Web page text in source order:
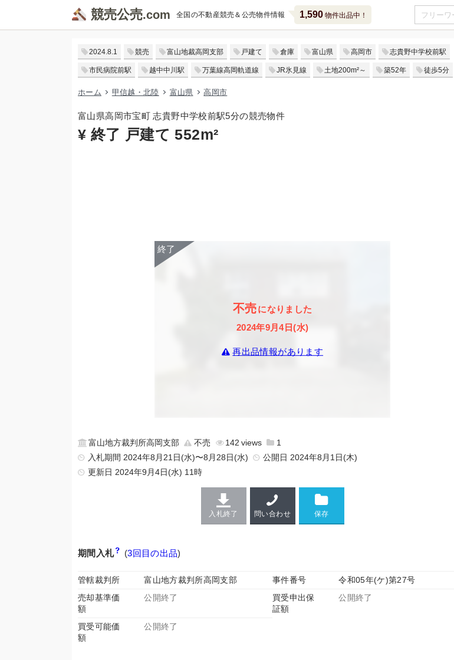
競売公売 全国の不動産競売＆公売物件情報 1,590物件出品中！
2024.8.1 競売 富山地裁高岡支部 戸建て 倉庫 富山県 高岡市 志貴野中学校前駅
市民病院前駅 越中中川駅 万葉線高岡軌道線 JR氷見線 土地200m²～ 築52年 徒歩5分
ホーム 甲信越・北陸 富山県 高岡市
富山県高岡市宝町 志貴野中学校前駅5分の競売物件
¥ 終了 戸建て 552m²
不売になりました
2024年9月4日(水)
再出品情報があります
富山地方裁判所高岡支部 不売 142
1
入札期間 2024年8月21日(水)〜8月28日(水)
公開日 2024年8月1日(木)
更新日 2024年9月4日(水) 11時
入札終了 問い合わせ
期間入札 (3回目の出品)
管轄裁判所 富山地方裁判所高岡支部 事件番号
令和05年(ケ)第27号
売却基準価
額
公開終了
買受申出保
証額
公開終了
買受可能価
額
公開終了